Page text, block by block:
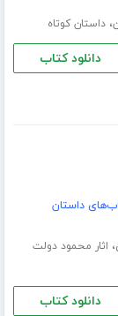
،داستان کوتاه
دانلود کتاب
داستان
، اثار محمود دولت
دانلود کتاب